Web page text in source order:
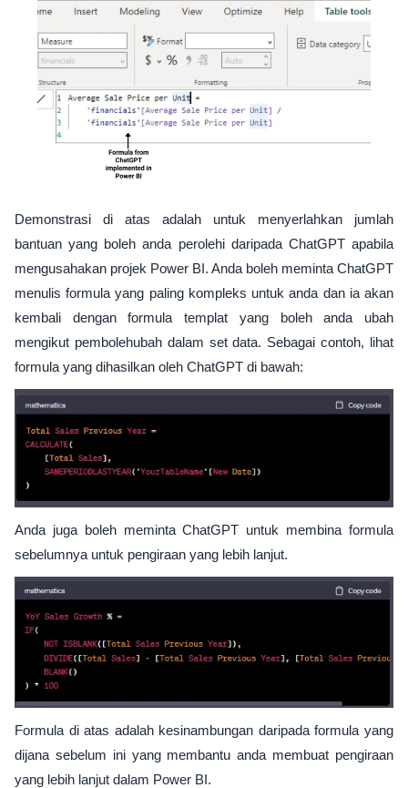
Demonstrasi di atas adalah untuk menyerlahkan jumlah
bantuan yang boleh anda perolehi daripada ChatGPT apabila
mengusahakan projek Power BI. Anda boleh meminta ChatGPT
menulis formula yang paling kompleks untuk anda dan ia akan
kembali dengan formula templat yang boleh anda ubah
mengikut pembolehubah dalam set data. Sebagai contoh, lihat
formula yang dihasilkan oleh ChatGPT di bawah:
Anda juga boleh meminta ChatGPT untuk membina formula
sebelumnya untuk pengiraan yang lebih lanjut.
Formula di atas adalah kesinambungan daripada formula yang
dijana sebelum ini yang membantu anda membuat pengiraan
yang lebih lanjut dalam Power BI.